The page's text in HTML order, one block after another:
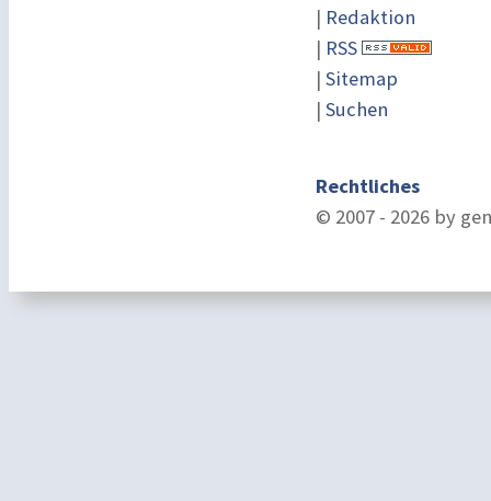
| Redaktion
| RSS
| Sitemap
| Suchen
Rechtliches
© 2007 - 2026 by